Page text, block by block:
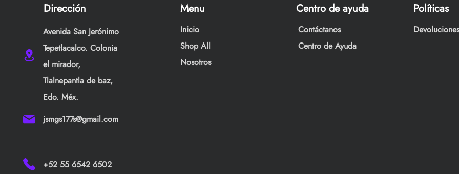
Dirección
Avenida San Jerónimo
Tepetlacalco. Colonia
el mirador,
Tlalnepantla de baz,
Edo. Méx.
jsmgs177s@gmail.com
+52 55 6542 6502
Menu
Inicio
Shop All
Nosotros
Centro de ayuda
Contáctanos
Centro de Ayuda
Políticas